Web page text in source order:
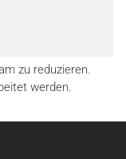
zu reduzieren.
werden.